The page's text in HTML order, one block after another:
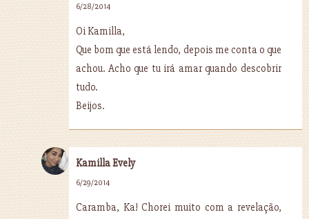
6/28/2014
Oi Kamilla,
Que bom que está lendo, depois me conta o que
achou. Acho que tu irá amar quando descobrir
tudo.
Beijos.
Kamilla Evely
6/29/2014
Caramba, Ka! Chorei muito com a revelação,